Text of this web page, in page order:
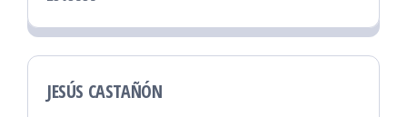
JESÚS CASTAÑÓN